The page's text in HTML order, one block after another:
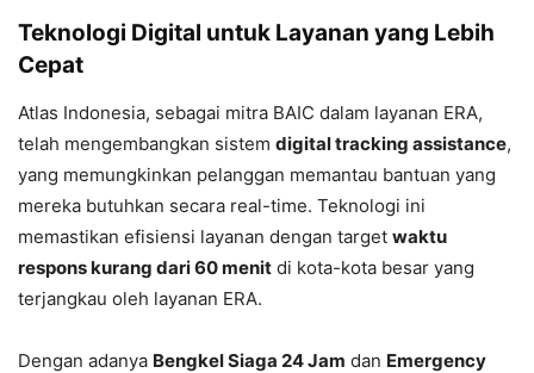
Teknologi Digital untuk Layanan yang Lebih
Cepat
Atlas Indonesia, sebagai mitra BAIC dalam layanan ERA,
telah mengembangkan sistem digital tracking assistance,
yang memungkinkan pelanggan memantau bantuan yang
mereka butuhkan secara real-time. Teknologi ini
memastikan efisiensi layanan dengan target waktu
respons kurang dari 60 menit di kota-kota besar yang
terjangkau oleh layanan ERA.
Dengan adanya Bengkel Siaga 24 Jam dan Emergency